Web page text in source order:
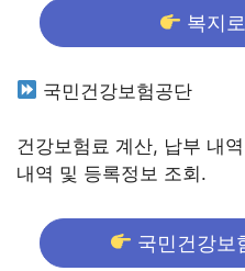
복지
국민건강보험공단
건강보험료 계산, 납부 내
내역 및 등록정보 조회.
국민건강보